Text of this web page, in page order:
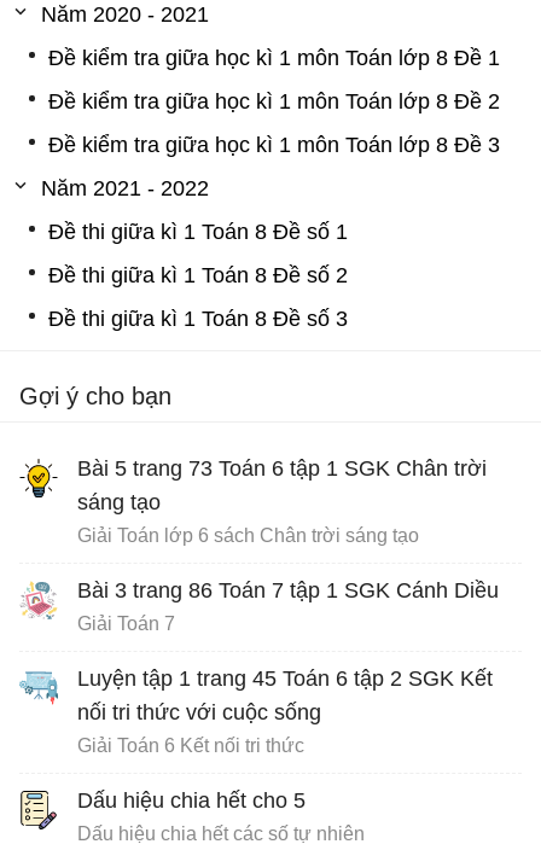
Năm 2020 - 2021
Đề kiểm tra giữa học kì 1 môn Toán lớp 8 Đề 1
Đề kiểm tra giữa học kì 1 môn Toán lớp 8 Đề 2
Đề kiểm tra giữa học kì 1 môn Toán lớp 8 Đề 3
Năm 2021 - 2022
Đề thi giữa kì 1 Toán 8 Đề số 1
Đề thi giữa kì 1 Toán 8 Đề số 2
Đề thi giữa kì 1 Toán 8 Đề số 3
Gợi ý cho bạn
Bài 5 trang 73 Toán 6 tập 1 SGK Chân trời
sáng tạo
Giải Toán lớp 6 sách Chân trời sáng tạo
Bài 3 trang 86 Toán 7 tập 1 SGK Cánh Diều
Giải Toán 7
Luyện tập 1 trang 45 Toán 6 tập 2 SGK Kết
nối tri thức với cuộc sống
Giải Toán 6 Kết nối tri thức
Dấu hiệu chia hết cho 5
Dấu hiệu chia hết các số tự nhiên